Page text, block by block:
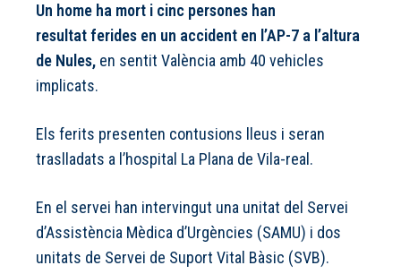
Un home ha mort i cinc persones han
resultat ferides en un accident en l’AP-7 a l’altura
de Nules, en sentit València amb 40 vehicles
implicats.
Els ferits presenten contusions lleus i seran
traslladats a l’hospital La Plana de Vila-real.
En el servei han intervingut una unitat del Servei
d’Assistència Mèdica d’Urgències (SAMU) i dos
unitats de Servei de Suport Vital Bàsic (SVB).